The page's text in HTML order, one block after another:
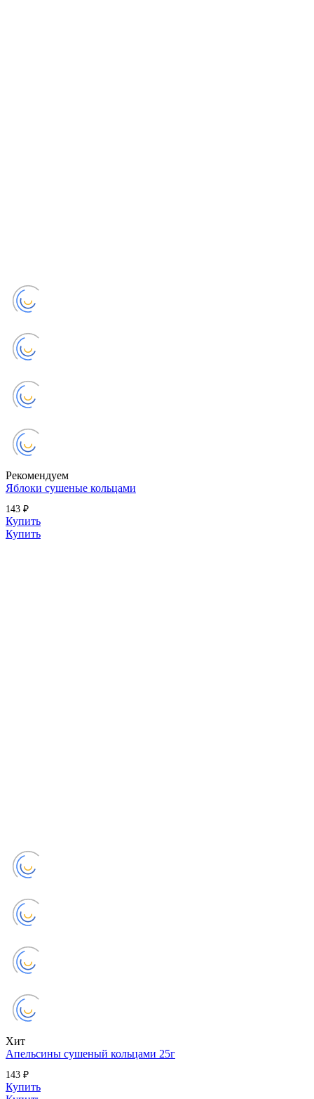
Рекомендуем
Яблоки сушеные кольцами
143 ₽
Купить
Купить
Хит
Апельсины сушеный кольцами 25г
143 ₽
Купить